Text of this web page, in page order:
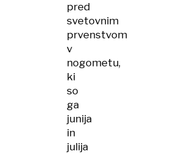
pred
svetovnim
prvenstvom
v
nogometu,
ki
so
ga
junija
in
julija